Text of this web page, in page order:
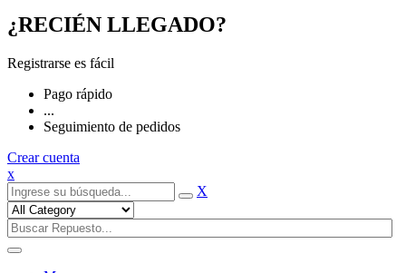
¿RECIÉN LLEGADO?
Registrarse es fácil
Pago rápido
...
Seguimiento de pedidos
Crear cuenta
x
X